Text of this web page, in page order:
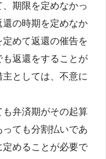
期限を定めなかっ
の時期を定めなか
めて返還の催告を
返還をすることが
としては、不意に
弁済期がその起算
ても分割払いであ
めることが必要で